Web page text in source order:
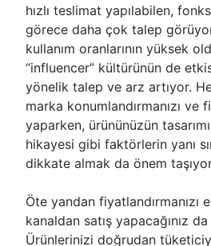
hızlı teslimat yapılabilen,
görece daha çok talep
kullanım oranlarının yüksek
“influencer” kültürünün de
yönelik talep ve arz artıyor.
marka konumlandırmanızı ve
yaparken, ürününüzün
hikayesi gibi faktörlerin yanı
dikkate almak da önem
Öte yandan fiyatlandırmanızı
kanaldan satış yapacağınız
Ürünlerinizi doğrudan